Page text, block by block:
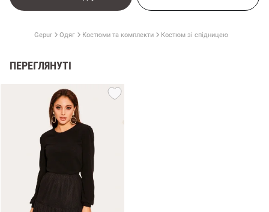
Gepur Одяг Костюми та комплекти Костюм зі спідницею
ПЕРЕГЛЯНУТІ